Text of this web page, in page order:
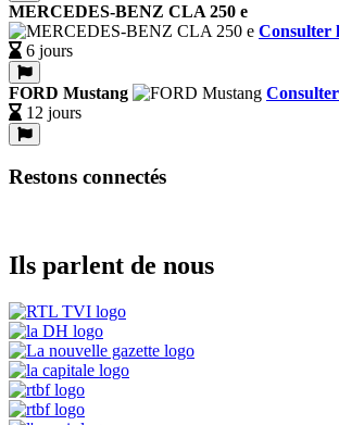
MERCEDES-BENZ CLA 250 e
Consulter
6 jours
FORD Mustang
12 jours
Restons connectés
Ils parlent de nous